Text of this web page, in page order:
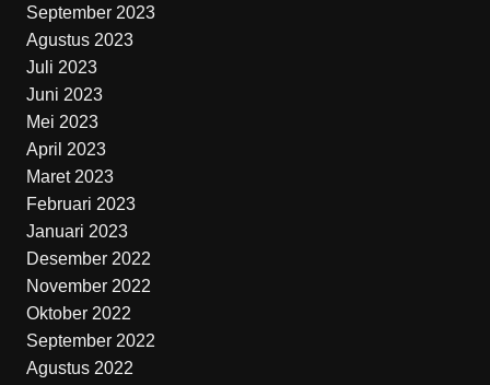
September 2023
Agustus 2023
Juli 2023
Juni 2023
Mei 2023
April 2023
Maret 2023
Februari 2023
Januari 2023
Desember 2022
November 2022
Oktober 2022
September 2022
Agustus 2022